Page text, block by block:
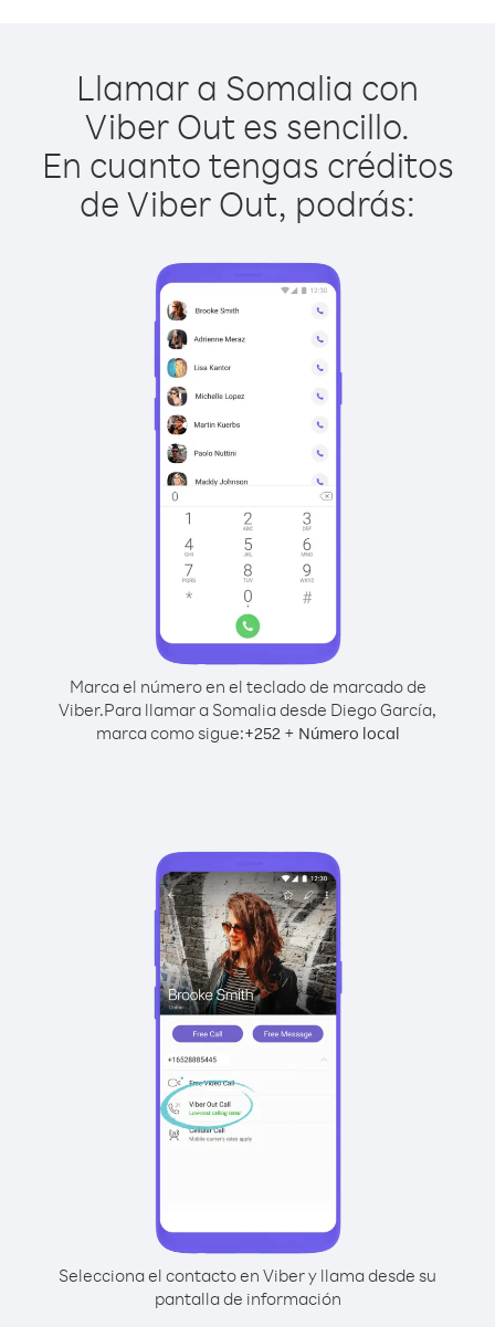
Llamar a Somalia con
Viber Out es sencillo.
En cuanto tengas créditos
de Viber Out, podrás:
Marca el número en el teclado de marcado de
Viber.Para llamar a Somalia desde Diego García,
marca como sigue:+252+ Número local
Selecciona el contacto en Viber y llama desde su
pantalla de información